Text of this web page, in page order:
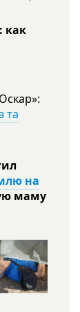
как
та
на
маму